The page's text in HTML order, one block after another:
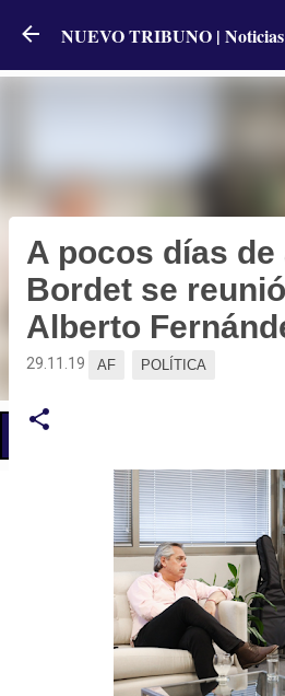
Ir al contenido
NUEVO TRIBUNO |
📢 LO ÚLTIMO
A pocos días de
Bordet se
Alberto
29.11.19 AF POLÍTICA